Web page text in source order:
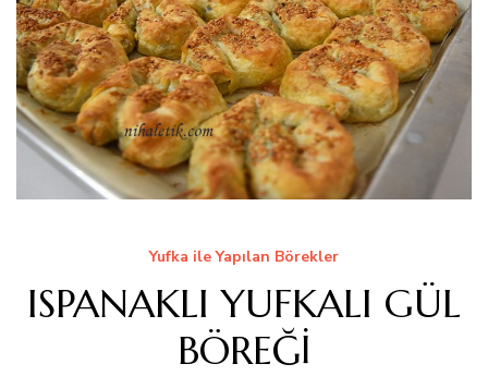
Yufka ile Yapılan Börekler
ISPANAKLI YUFKALI GÜL
BÖREĞİ